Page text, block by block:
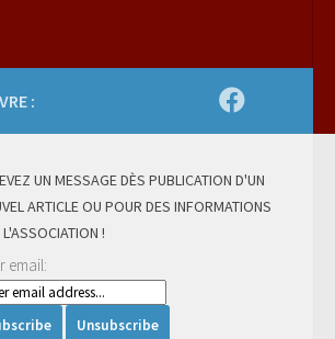
:
UN MESSAGE DÈS PUBLICATION D'UN
ARTICLE OU POUR DES INFORMATIONS
!
email: